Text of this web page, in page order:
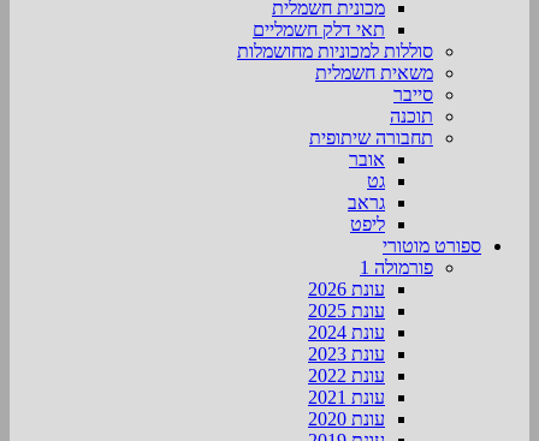
מכונית חשמלית
תאי דלק חשמליים
סוללות למכוניות מחושמלות
משאית חשמלית
סייבר
תוכנה
תחבורה שיתופית
אובר
גט
גראב
ליפט
ספורט מוטורי
פורמולה 1
עונת 2026
עונת 2025
עונת 2024
עונת 2023
עונת 2022
עונת 2021
עונת 2020